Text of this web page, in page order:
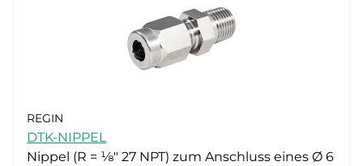
REGIN
DTK-NIPPEL
Nippel (R = ⅛" 27 NPT) zum Anschluss eines Ø 6